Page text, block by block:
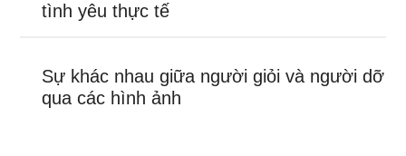
tình yêu thực tế
Sự khác nhau giữa người giỏi và người dỡ
qua các hình ảnh